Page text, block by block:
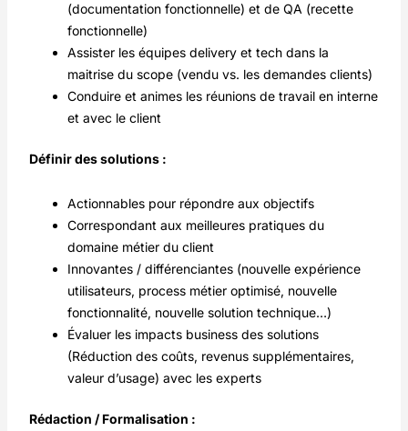
(documentation fonctionnelle) et de QA (recette
fonctionnelle)
Assister les équipes delivery et tech dans la
maitrise du scope (vendu vs. les demandes clients)
Conduire et animes les réunions de travail en interne
et avec le client
Définir des solutions :
Actionnables pour répondre aux objectifs
Correspondant aux meilleures pratiques du
domaine métier du client
Innovantes / différenciantes (nouvelle expérience
utilisateurs, process métier optimisé, nouvelle
fonctionnalité, nouvelle solution technique…)
Évaluer les impacts business des solutions
(Réduction des coûts, revenus supplémentaires,
valeur d’usage) avec les experts
Rédaction / Formalisation :